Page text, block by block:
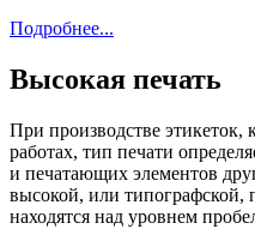
Подробнее...
Высокая печать
При производстве этикеток,
работах, тип печати
и печатающих элементов
высокой, или типографской,
находятся над уровнем